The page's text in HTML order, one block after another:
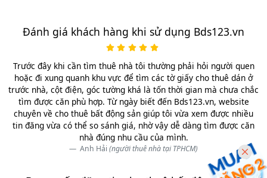
Đánh giá khách hàng khi sử dụng Bds123.vn
Trước đây khi cần tìm thuê nhà tôi thường phải hỏi người quen
hoặc đi xung quanh khu vực để tìm các tờ giấy cho thuê dán ở
trước nhà, cột điện, góc tường khá là tốn thời gian mà chưa chắc
tìm được căn phù hợp. Từ ngày biết đến Bds123.vn, website
chuyên về cho thuê bất động sản giúp tôi vừa xem được nhiều
tin đăng vừa có thể so sánh giá, nhờ vậy dễ dàng tìm được căn
nhà đúng nhu cầu của mình.
Anh Hải (người thuê nhà tại TPHCM)